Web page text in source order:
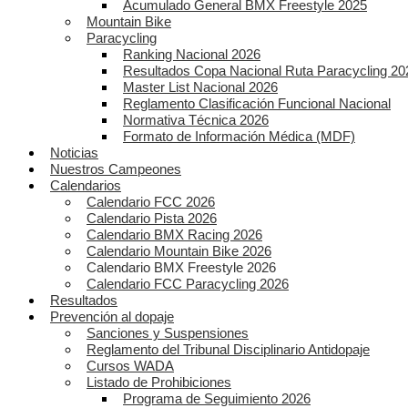
Acumulado General BMX Freestyle 2025
Mountain Bike
Paracycling
Ranking Nacional 2026
Resultados Copa Nacional Ruta Paracycling
Master List Nacional 2026
Reglamento Clasificación Funcional Nacional
Normativa Técnica 2026
Formato de Información Médica (MDF)
Noticias
Nuestros Campeones
Calendarios
Calendario FCC 2026
Calendario Pista 2026
Calendario BMX Racing 2026
Calendario Mountain Bike 2026
Calendario BMX Freestyle 2026
Calendario FCC Paracycling 2026
Resultados
Prevención al dopaje
Sanciones y Suspensiones
Reglamento del Tribunal Disciplinario Antidopaje
Cursos WADA
Listado de Prohibiciones
Programa de Seguimiento 2026